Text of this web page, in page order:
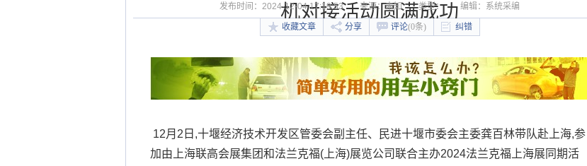
机对接活动圆满成功
发布时间：2024-12-04 17:19:53 来源：未知 类型： 编辑：系统采编
收藏文章 分享 评论(0条) 纠错
12月2日,十堰经济技术开发区管委会副主任、民进十堰市委会主委龚百林带队赴上海,参
加由上海联高会展集团和法兰克福(上海)展览公司联合主办2024法兰克福上海展同期活